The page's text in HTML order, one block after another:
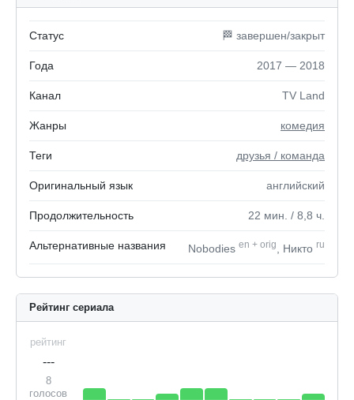
Статус 🏁 завершен/закрыт
Года 2017 — 2018
Канал TV Land
Жанры комедия
Теги друзья / команда
Оригинальный язык английский
Продолжительность 22 мин. / 8,8 ч.
Альтернативные названия Nobodies en + orig , Никто ru
Рейтинг сериала
рейтинг
---
8
голосов